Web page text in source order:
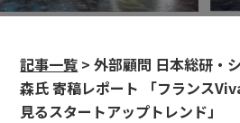
記事一覧 > 外部顧問 日本総研・
森氏 寄稿レポート 「フランス
見るスタートアップトレンド」